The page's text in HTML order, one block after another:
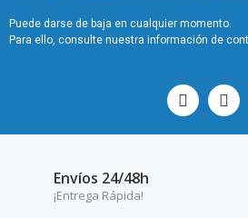
Puede darse de baja en cualquier momento.
Para ello, consulte nuestra información de
Envíos 24/48h
¡Entrega Rápida!